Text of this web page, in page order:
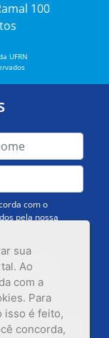
sua
Ao
com a
Para
isso é feito,
concorda,
100
UFRN
com o
pela nossa